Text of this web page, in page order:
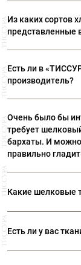
Из каких сортов
представленные
лучших сортов
Giza, Tana Low,
Есть ли в
производитель?
пальтовых
компаниями:
Colombo
Очень было бы
требует
бархаты. И можно
правильно
— это целый
ворсом на
наизнанку,
Какие шелковые
Атлас,
жаккард,
Есть ли у вас